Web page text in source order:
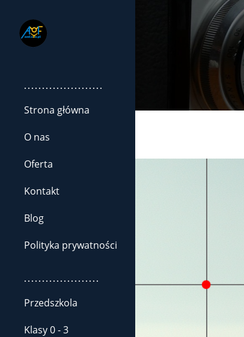
......................
Strona główna
O nas
Oferta
Kontakt
Blog
Polityka prywatności
.....................
Przedszkola
Klasy 0 - 3